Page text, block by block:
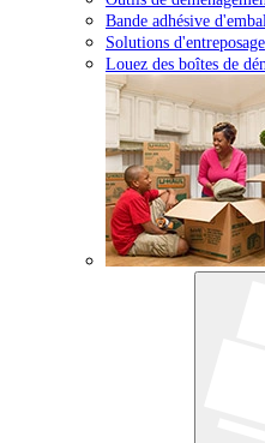
Bande adhésive
Solutions d'entreposage
Louez des boîtes de